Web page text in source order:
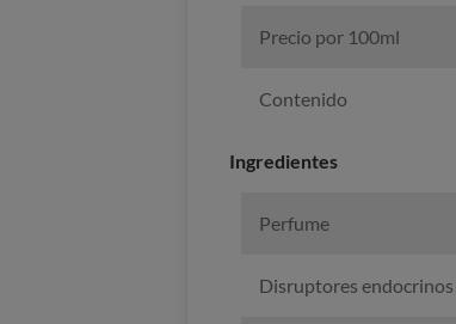
Precio por 100ml
Contenido
Ingredientes
Perfume
Disruptores endocrinos